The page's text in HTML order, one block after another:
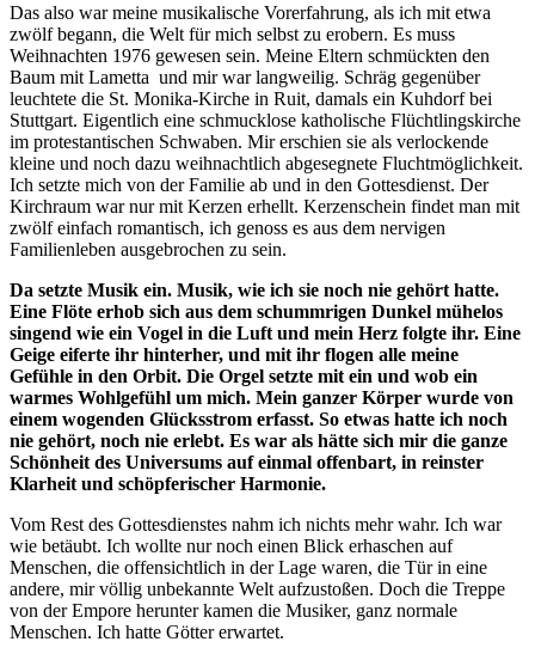
Das also war meine musikalische Vorerfahrung, als ich mit etwa
zwölf begann, die Welt für mich selbst zu erobern. Es muss
Weihnachten 1976 gewesen sein. Meine Eltern schmückten den
Baum mit Lametta und mir war langweilig. Schräg gegenüber
leuchtete die St. Monika-Kirche in Ruit, damals ein Kuhdorf bei
Stuttgart. Eigentlich eine schmucklose katholische Flüchtlingskirche
im protestantischen Schwaben. Mir erschien sie als verlockende
kleine und noch dazu weihnachtlich abgesegnete Fluchtmöglichkeit.
Ich setzte mich von der Familie ab und in den Gottesdienst. Der
Kirchraum war nur mit Kerzen erhellt. Kerzenschein findet man mit
zwölf einfach romantisch, ich genoss es aus dem nervigen
Familienleben ausgebrochen zu sein.
Da setzte Musik ein. Musik, wie ich sie noch nie gehört hatte.
Eine Flöte erhob sich aus dem schummrigen Dunkel mühelos
singend wie ein Vogel in die Luft und mein Herz folgte ihr. Eine
Geige eiferte ihr hinterher, und mit ihr flogen alle meine
Gefühle in den Orbit. Die Orgel setzte mit ein und wob ein
warmes Wohlgefühl um mich. Mein ganzer Körper wurde von
einem wogenden Glücksstrom erfasst. So etwas hatte ich noch
nie gehört, noch nie erlebt. Es war als hätte sich mir die ganze
Schönheit des Universums auf einmal offenbart, in reinster
Klarheit und schöpferischer Harmonie.
Vom Rest des Gottesdienstes nahm ich nichts mehr wahr. Ich war
wie betäubt. Ich wollte nur noch einen Blick erhaschen auf
Menschen, die offensichtlich in der Lage waren, die Tür in eine
andere, mir völlig unbekannte Welt aufzustoßen. Doch die Treppe
von der Empore herunter kamen die Musiker, ganz normale
Menschen. Ich hatte Götter erwartet.